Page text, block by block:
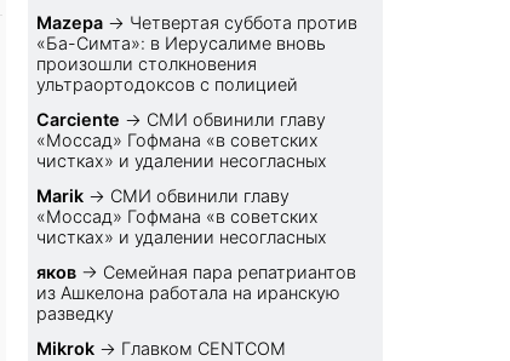
Mazepa → Четвертая суббота против
«Ба-Симта»: в Иерусалиме вновь
произошли столкновения
ультраортодоксов с полицией
Carciente → СМИ обвинили главу
«Моссад» Гофмана «в советских
чистках» и удалении несогласных
Marik → СМИ обвинили главу
«Моссад» Гофмана «в советских
чистках» и удалении несогласных
яков → Семейная пара репатриантов
из Ашкелона работала на иранскую
разведку
Mikrok → Главком CENTCOM